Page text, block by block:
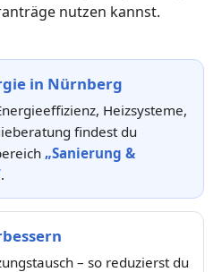
nutzen kannst.
in Nürnberg
Heizsysteme,
findest du
„Sanierung &
.
– so reduzierst du